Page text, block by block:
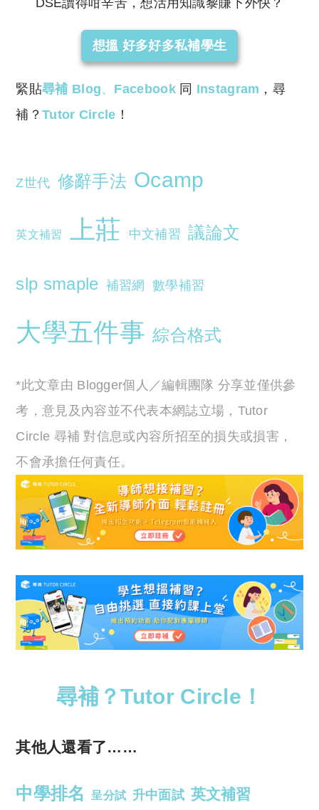
DSE讀得咁辛苦，想活用知識黎賺下外快？
想搵 好多好多私補學生
緊貼尋補 Blog、 Facebook 同 Instagram ，尋
補？Tutor Circle ！
Z世代 修辭手法 Ocamp
英文補習 上莊 中文補習 議論文
slp smaple 補習網 數學補習
大學五件事 綜合格式
*此文章由 Blogger個人／編輯團隊 分享並僅供參
考，意見及內容並不代表本網誌立場，Tutor
Circle 尋補 對信息或內容所招至的損失或損害，
不會承擔任何責任。
尋補？Tutor Circle！
其他人還看了……
中學排名 呈分試 升中面試 英文補習